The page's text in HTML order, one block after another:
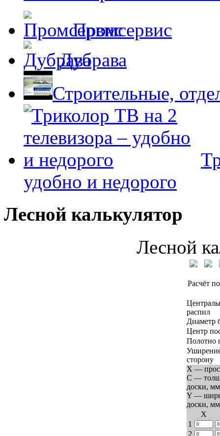
Промсервис
Дубрава
Строительные,
удобно и недорого
Лесной калькулятор
Лесной
Расчёт
распил
Диаметр
Центр
Полотно
сторону
X —
C —
доски, мм
Y —
доски, мм
Х
1
2